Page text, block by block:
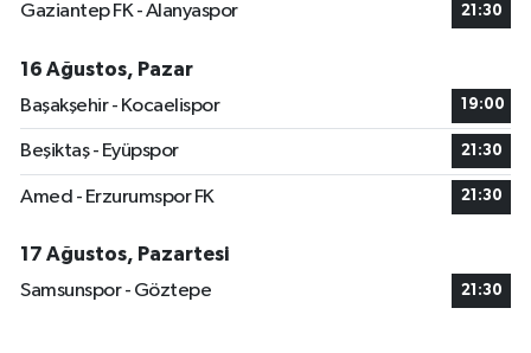
Gaziantep FK - Alanyaspor 21:30
16 Ağustos, Pazar
Başakşehir - Kocaelispor
19:00
Beşiktaş - Eyüpspor 21:30
Amed - Erzurumspor FK 21:30
17 Ağustos, Pazartesi
Samsunspor - Göztepe
21:30